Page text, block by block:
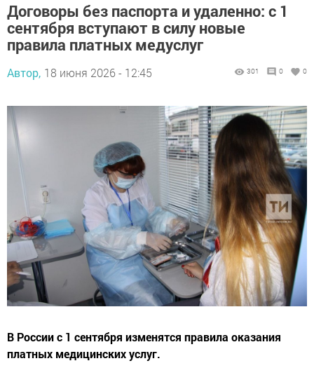
Договоры без паспорта и удаленно: с 1
сентября вступают в силу новые
правила платных медуслуг
Автор, 18 июня 2026 - 12:45 301 0 0
В России с 1 сентября изменятся правила оказания
платных медицинских услуг.